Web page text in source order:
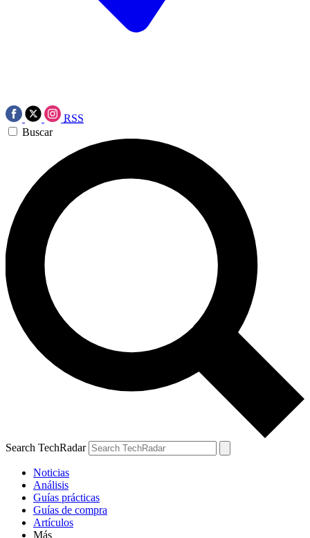
RSS
Buscar
Search TechRadar
Noticias
Análisis
Guías prácticas
Guías de compra
Artículos
Más